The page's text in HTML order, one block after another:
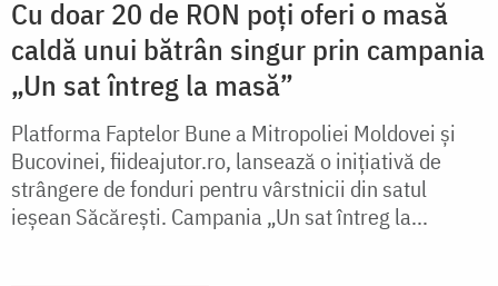
Buna Vestire, hramul Parohiei din
Ipwasi
Flori, prieteni, daruri, agapă și bucurie – acestea
sunt cuvintele care descriu atmosfera de la hramul
parohiei Buna Vestire din satul Ipwasi.